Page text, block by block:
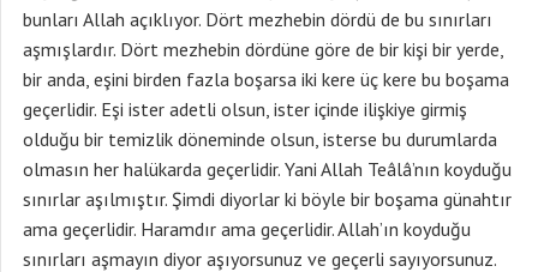
bunları Allah açıklıyor. Dört mezhebin dördü de bu sınırları
aşmışlardır. Dört mezhebin dördüne göre de bir kişi bir yerde,
bir anda, eşini birden fazla boşarsa iki kere üç kere bu boşama
geçerlidir. Eşi ister adetli olsun, ister içinde ilişkiye girmiş
olduğu bir temizlik döneminde olsun, isterse bu durumlarda
olmasın her halükarda geçerlidir. Yani Allah Teâlâ’nın koyduğu
sınırlar aşılmıştır. Şimdi diyorlar ki böyle bir boşama günahtır
ama geçerlidir. Haramdır ama geçerlidir. Allah’ın koyduğu
sınırları aşmayın diyor aşıyorsunuz ve geçerli sayıyorsunuz.